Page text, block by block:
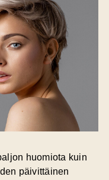
huomiota kuin
päivittäinen